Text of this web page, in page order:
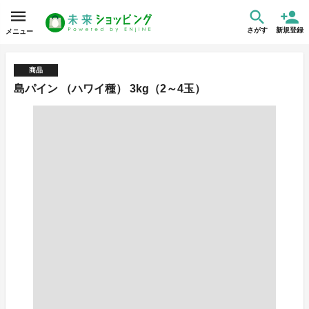
メニュー さがす 新規登録
商品
島パイン （ハワイ種） 3kg（2～4玉）